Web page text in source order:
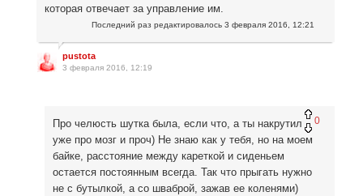
которая отвечает за управление им.
Последний раз редактировалось 3 февраля 2016, 12:21
pustota
3 февраля 2016, 12:19
0
Про челюсть шутка была, если что, а ты накрутил
уже про мозг и проч) Не знаю как у тебя, но на моем
байке, расстояние между кареткой и сиденьем
остается постоянным всегда. Так что прыгать нужно
не с бутылкой, а со шваброй, зажав ее коленями)